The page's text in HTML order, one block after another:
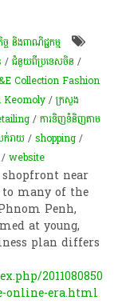
ច្ច និងពាណិជ្ជកម្ម
/ជំនួយពីប្រទេសចិន /
Collection Fashion
Keomoly /ក្រសួង
/ការទិញទំនិញតាម
ក់រាយ /shopping /
/website
shopfront near
many of the
Penh,
at young,
plan differs
2011080850
online-era.html